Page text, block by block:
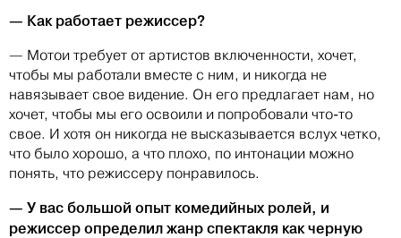
— Как работает режиссер?
— Мотои требует от артистов включенности, хочет,
чтобы мы работали вместе с ним, и никогда не
навязывает свое видение. Он его предлагает нам, но
хочет, чтобы мы его освоили и попробовали что-то
свое. И хотя он никогда не высказывается вслух четко,
что было хорошо, а что плохо, по интонации можно
понять, что режиссеру понравилось.
— У вас большой опыт комедийных ролей, и
режиссер определил жанр спектакля как черную